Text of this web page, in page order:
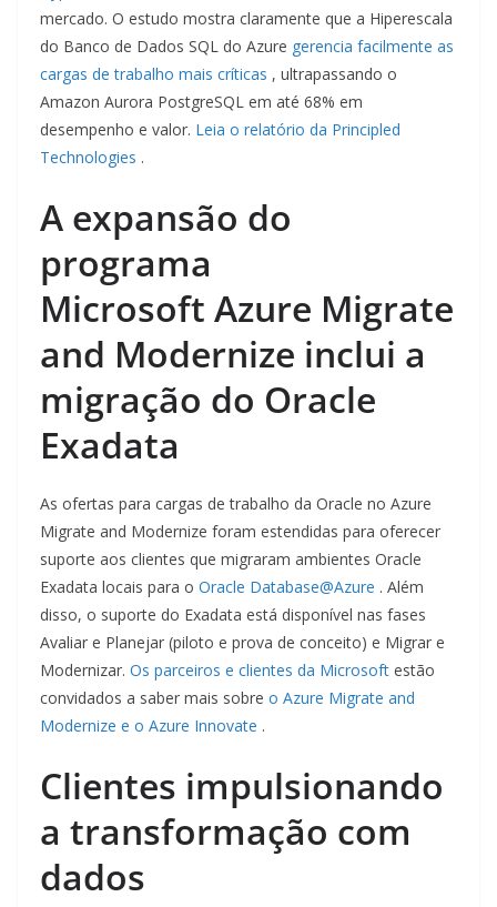
mercado. O estudo mostra claramente que a Hiperescala
do Banco de Dados SQL do Azure gerencia facilmente as
cargas de trabalho mais críticas , ultrapassando o
Amazon Aurora PostgreSQL em até 68% em
desempenho e valor. Leia o relatório da Principled
Technologies .
A expansão do
programa
Microsoft Azure Migrate
and Modernize inclui a
migração do Oracle
Exadata
As ofertas para cargas de trabalho da Oracle no Azure
Migrate and Modernize foram estendidas para oferecer
suporte aos clientes que migraram ambientes Oracle
Exadata locais para o Oracle Database@Azure . Além
disso, o suporte do Exadata está disponível nas fases
Avaliar e Planejar (piloto e prova de conceito) e Migrar e
Modernizar. Os parceiros e clientes da Microsoft estão
convidados a saber mais sobre o Azure Migrate and
Modernize e o Azure Innovate .
Clientes impulsionando
a transformação com
dados